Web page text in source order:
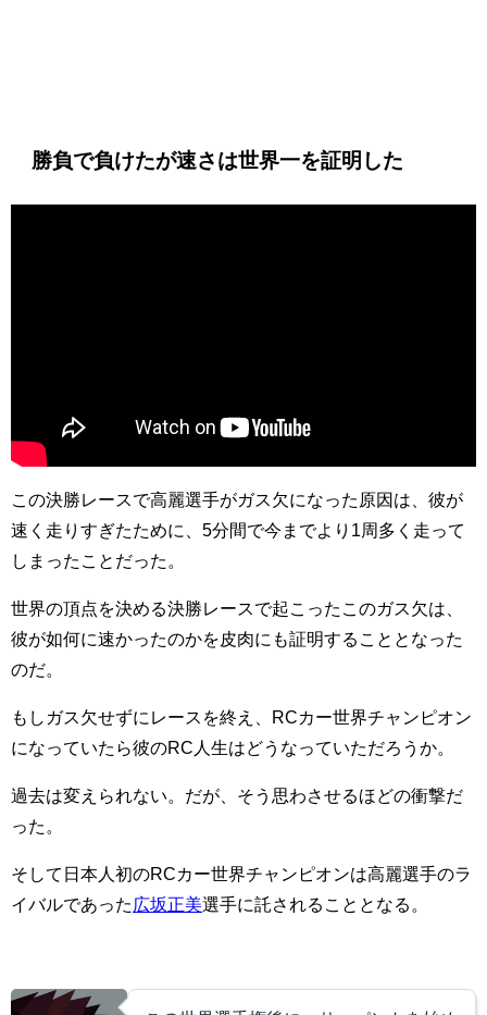
勝負で負けたが速さは世界一を証明した
この決勝レースで高麗選手がガス欠になった原因は、彼が
速く走りすぎたために、5分間で今までより1周多く走って
しまったことだった。
世界の頂点を決める決勝レースで起こったこのガス欠は、
彼が如何に速かったのかを皮肉にも証明することとなった
のだ。
もしガス欠せずにレースを終え、RCカー世界チャンピオン
になっていたら彼のRC人生はどうなっていただろうか。
過去は変えられない。だが、そう思わさせるほどの衝撃だ
った。
そして日本人初のRCカー世界チャンピオンは高麗選手のラ
イバルであった 広坂正美選手に託されることとなる。